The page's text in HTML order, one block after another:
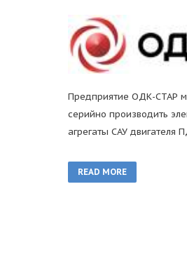
Предприятие ОДК-СТАР
серийно производить
агрегаты САУ двигателя
READ MORE